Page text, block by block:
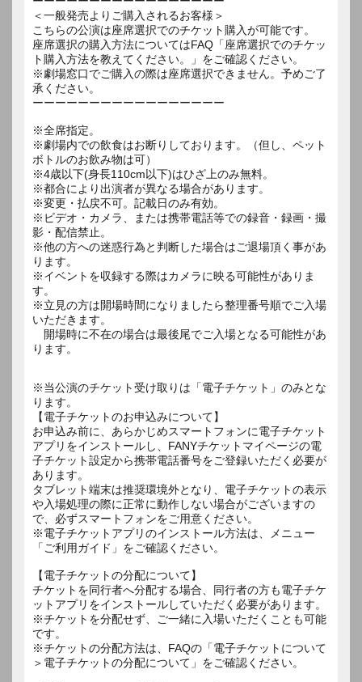
＜一般発売よりご購入されるお客様＞
こちらの公演は座席選択でのチケット購入が可能です。
座席選択の購入方法についてはFAQ「座席選択でのチケッ
ト購入方法を教えてください。」をご確認ください。
※劇場窓口でご購入の際は座席選択できません。予めご了
承ください。
ーーーーーーーーーーーーーーーーー
※全席指定。
※劇場内での飲食はお断りしております。（但し、ペット
ボトルのお飲み物は可）
※4歳以下(身長110cm以下)はひざ上のみ無料。
※都合により出演者が異なる場合があります。
※変更・払戻不可。記載日のみ有効。
※ビデオ・カメラ、または携帯電話等での録音・録画・撮
影・配信禁止。
※他の方への迷惑行為と判断した場合はご退場頂く事があ
ります。
※イベントを収録する際はカメラに映る可能性がありま
す。
※立見の方は開場時間になりましたら整理番号順でご入場
いただきます。
開場時に不在の場合は最後尾でご入場となる可能性があ
ります。
※当公演のチケット受け取りは「電子チケット」のみとな
ります。
【電子チケットのお申込みについて】
お申込み前に、あらかじめスマートフォンに電子チケット
アプリをインストールし、FANYチケットマイページの電
子チケット設定から携帯電話番号をご登録いただく必要が
あります。
タブレット端末は推奨環境外となり、電子チケットの表示
や入場処理の際に正常に動作しない場合がございますの
で、必ずスマートフォンをご用意ください。
※電子チケットアプリのインストール方法は、メニュー
「ご利用ガイド」をご確認ください。
【電子チケットの分配について】
チケットを同行者へ分配する場合、同行者の方も電子チケ
ットアプリをインストールしていただく必要があります。
※チケットを分配せず、ご一緒に入場いただくことも可能
です。
※チケットの分配方法は、FAQの「電子チケットについて
＞電子チケットの分配について」をご確認ください。